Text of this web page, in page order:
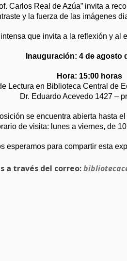
Carlos Real de Azúa” invita a
y la fuerza de las imágenes
que invita a la reflexión y al
Inauguración: 4 de agosto
Hora: 15:00 horas
Lectura en Biblioteca Central de
Dr. Eduardo Acevedo 1427 –
se encuentra abierta hasta
de visita: lunes a viernes, de
esperamos para compartir esta
a través del correo: